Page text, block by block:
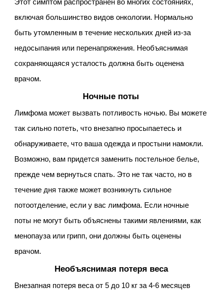
Этот симптом распространен во многих состояниях,
включая большинство видов онкологии. Нормально
быть утомленным в течение нескольких дней из-за
недосыпания или перенапряжения. Необъяснимая
сохраняющаяся усталость должна быть оценена
врачом.
Ночные поты
Лимфома может вызвать потливость ночью. Вы можете
так сильно потеть, что внезапно просыпаетесь и
обнаруживаете, что ваша одежда и простыни намокли.
Возможно, вам придется заменить постельное белье,
прежде чем вернуться спать. Это не так часто, но в
течение дня также может возникнуть сильное
потоотделение, если у вас лимфома. Если ночные
поты не могут быть объяснены такими явлениями, как
менопауза или грипп, они должны быть оценены
врачом.
Необъяснимая потеря веса
Внезапная потеря веса от 5 до 10 кг за 4-6 месяцев